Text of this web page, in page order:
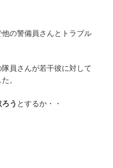
の警備員さんとトラブル
員さんが若干彼に対して
。
う とするか・・